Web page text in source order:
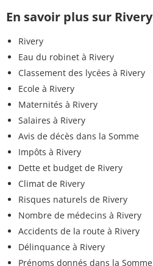
En savoir plus sur Rivery
Rivery
Eau du robinet à Rivery
Classement des lycées à Rivery
Ecole à Rivery
Maternités à Rivery
Salaires à Rivery
Avis de décès dans la Somme
Impôts à Rivery
Dette et budget de Rivery
Climat de Rivery
Risques naturels de Rivery
Nombre de médecins à Rivery
Accidents de la route à Rivery
Délinquance à Rivery
Prénoms donnés dans la Somme